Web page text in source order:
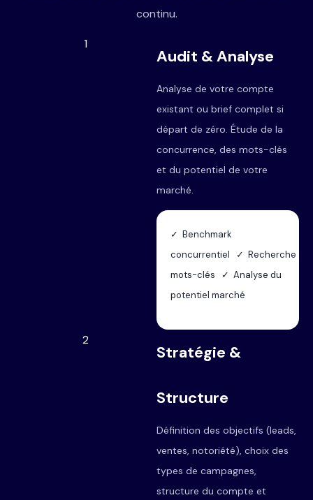
continu.
1
Audit & Analyse
Analyse de votre compte
existant ou brief complet si
départ de zéro. Étude de la
concurrence, des mots-clés
et du potentiel de votre
marché.
✓ Benchmark
concurrentiel ✓ Recherche
mots-clés ✓ Analyse du
potentiel marché
2
Stratégie &
Structure
Définition des objectifs (leads,
ventes, notoriété), choix des
types de campagnes,
structure du compte et